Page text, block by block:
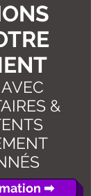
&
ÉS
➡